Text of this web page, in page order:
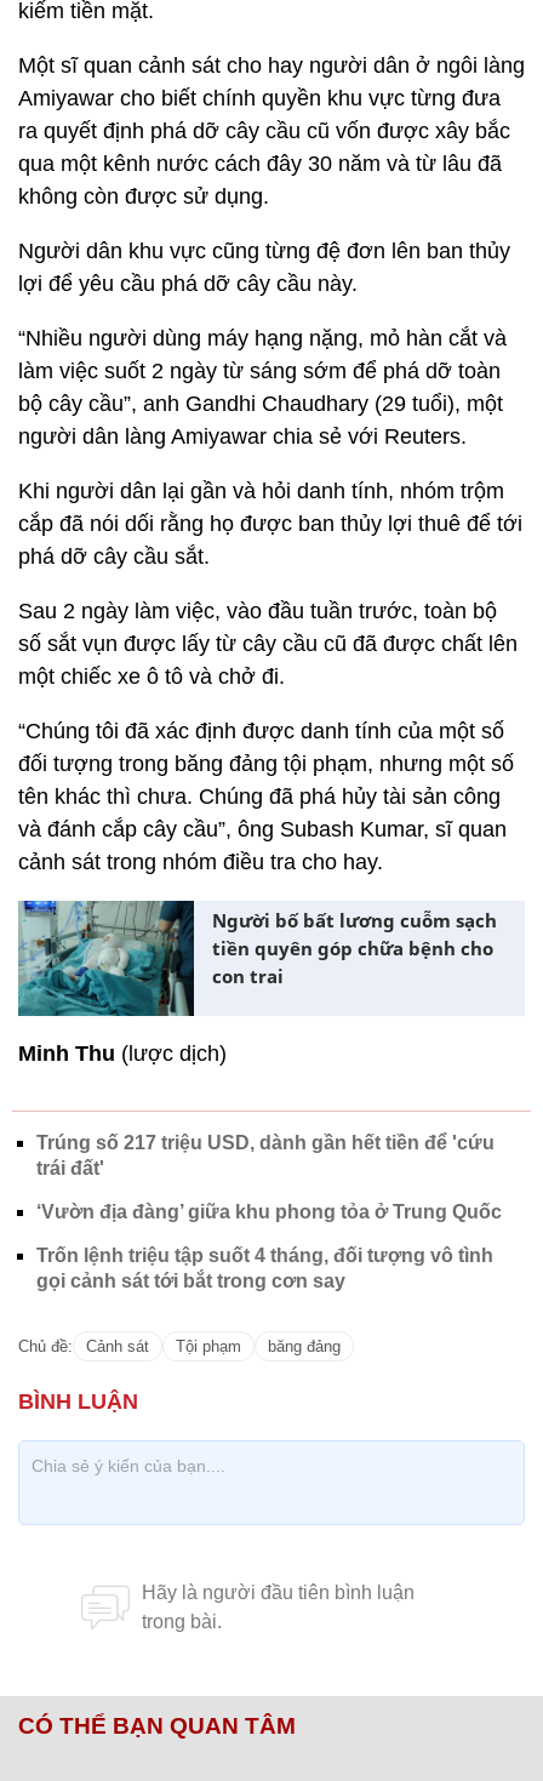
kiếm tiền mặt.
Một sĩ quan cảnh sát cho hay người dân ở ngôi làng
Amiyawar cho biết chính quyền khu vực từng đưa
ra quyết định phá dỡ cây cầu cũ vốn được xây bắc
qua một kênh nước cách đây 30 năm và từ lâu đã
không còn được sử dụng.
Người dân khu vực cũng từng đệ đơn lên ban thủy
lợi để yêu cầu phá dỡ cây cầu này.
“Nhiều người dùng máy hạng nặng, mỏ hàn cắt và
làm việc suốt 2 ngày từ sáng sớm để phá dỡ toàn
bộ cây cầu”, anh Gandhi Chaudhary (29 tuổi), một
người dân làng Amiyawar chia sẻ với Reuters.
Khi người dân lại gần và hỏi danh tính, nhóm trộm
cắp đã nói dối rằng họ được ban thủy lợi thuê để tới
phá dỡ cây cầu sắt.
Sau 2 ngày làm việc, vào đầu tuần trước, toàn bộ
số sắt vụn được lấy từ cây cầu cũ đã được chất lên
một chiếc xe ô tô và chở đi.
“Chúng tôi đã xác định được danh tính của một số
đối tượng trong băng đảng tội phạm, nhưng một số
tên khác thì chưa. Chúng đã phá hủy tài sản công
và đánh cắp cây cầu”, ông Subash Kumar, sĩ quan
cảnh sát trong nhóm điều tra cho hay.
Người bố bất lương cuỗm sạch
tiền quyên góp chữa bệnh cho
con trai
Minh Thu (lược dịch)
Trúng số 217 triệu USD, dành gần hết tiền để 'cứu
trái đất'
‘Vườn địa đàng’ giữa khu phong tỏa ở Trung Quốc
Trốn lệnh triệu tập suốt 4 tháng, đối tượng vô tình
gọi cảnh sát tới bắt trong cơn say
Chủ đề: Cảnh sát Tội phạm băng đảng
CÓ THỂ BẠN QUAN TÂM